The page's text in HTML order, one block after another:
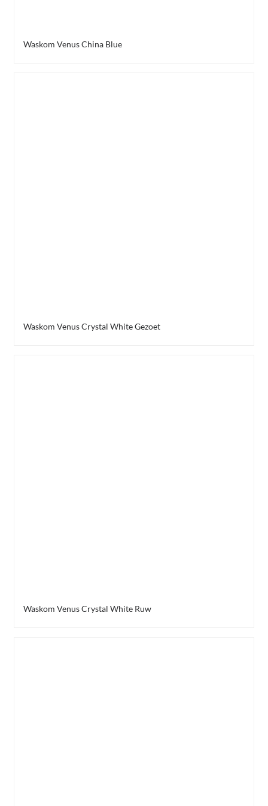
Waskom Venus China Blue
Waskom Venus Crystal White Gezoet
Waskom Venus Crystal White Ruw